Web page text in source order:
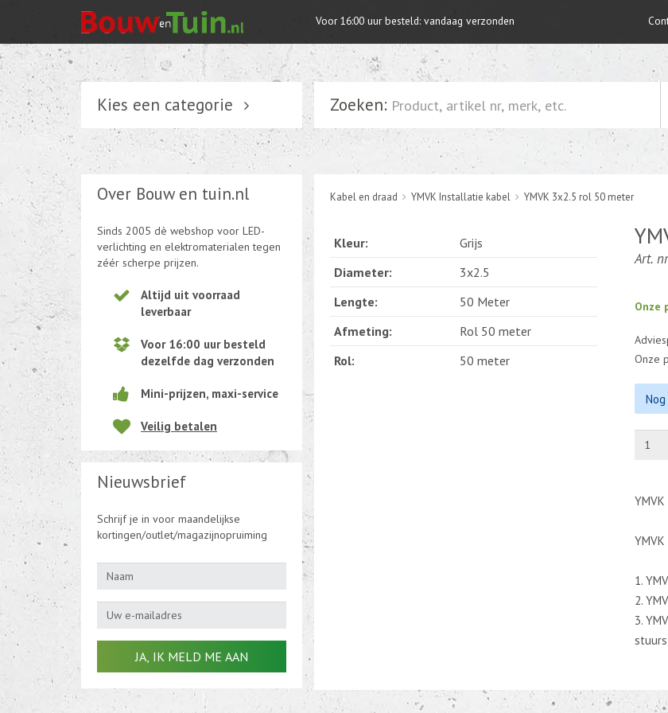
Voor 16:00 uur besteld: vandaag verzonden
Kies een categorie
Verlichting
Schakelmateriaal
Tuin elektriciteit
Kabel en draad
CEE-stekker-contra 380-230V
Beweging-Tijd-Rook Sensors
Outletdeals
Bulkverpakking
Zoeken:
Kabel en draad YMVK Installatie kabel YMVK 3x2.5 rol 50 meter
Kleur:
Grijs
Diameter:
3x2.5
Lengte:
50 Meter
Afmeting:
Rol 50 meter
Rol:
50 meter
Art.
Onze
Onze
1.
2.
3.
Over Bouw en tuin.nl
Sinds 2005 dè webshop voor LED-
verlichting en elektromaterialen tegen
zéér scherpe prijzen.
Altijd uit voorraad
leverbaar
Voor 16:00 uur besteld
dezelfde dag verzonden
Mini-prijzen, maxi-service
Veilig betalen
Nieuwsbrief
Schrijf je in voor maandelijkse
kortingen/outlet/magazijnopruiming